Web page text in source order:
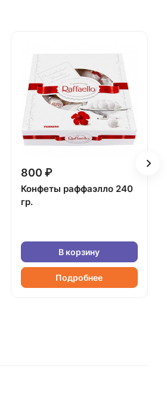
800 ₽
Конфеты раффаэлло 240
гр.
В корзину
Подробнее